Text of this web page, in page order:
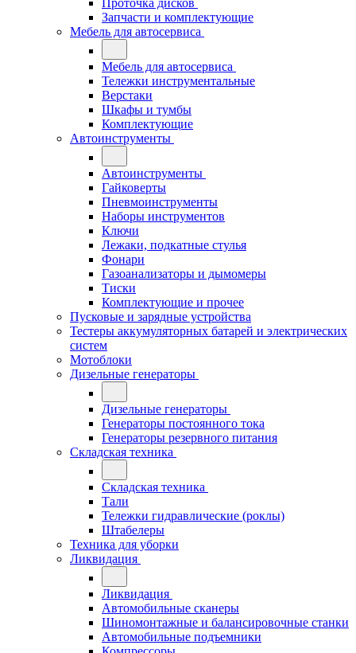
Проточка дисков
Запчасти и комплектующие
Мебель для автосервиса
Мебель для автосервиса
Тележки инструментальные
Верстаки
Шкафы и тумбы
Комплектующие
Автоинструменты
Автоинструменты
Гайковерты
Пневмоинструменты
Наборы инструментов
Ключи
Лежаки, подкатные стулья
Фонари
Газоанализаторы и дымомеры
Тиски
Комплектующие и прочее
Пусковые и зарядные устройства
Тестеры аккумуляторных батарей и электрических
систем
Мотоблоки
Дизельные генераторы
Дизельные генераторы
Генераторы постоянного тока
Генераторы резервного питания
Складская техника
Складская техника
Тали
Тележки гидравлические (роклы)
Штабелеры
Техника для уборки
Ликвидация
Ликвидация
Автомобильные сканеры
Шиномонтажные и балансировочные станки
Автомобильные подъемники